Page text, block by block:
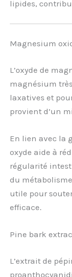
lipides,
Magnesium
L’oxyde de
magnésium
laxatives et
provient d’un
En lien avec la
oxyde aide à
régularité
du
utile pour
efficace.
Pine bark
L’extrait de